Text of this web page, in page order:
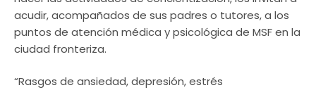
acudir, acompañados de sus padres o tutores, a los
puntos de atención médica y psicológica de MSF en la
ciudad fronteriza.
“Rasgos de ansiedad, depresión, estrés